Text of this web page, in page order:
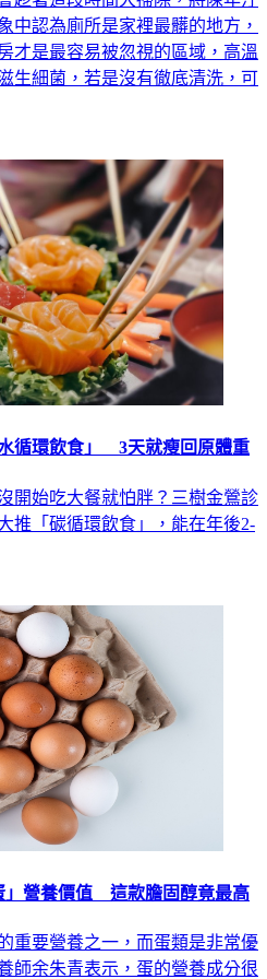
中認為廁所是家裡最髒的地方，
才是最容易被忽視的區域，高溫
生細菌，若是沒有徹底清洗，可
循環飲食」 3天就瘦回原體重
開始吃大餐就怕胖？三樹金鶯診
推「碳循環飲食」，能在年後2-
」營養價值 這款膽固醇竟最高
重要營養之一，而蛋類是非常優
師余朱青表示，蛋的營養成分很